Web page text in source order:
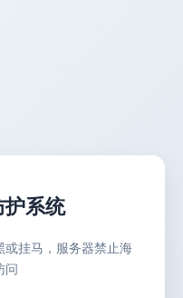
系统
或挂马，服务器禁止海
问